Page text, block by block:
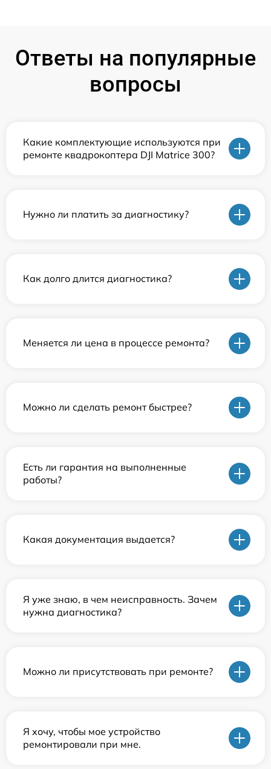
Ответы на популярные
вопросы
Какие комплектующие используются при
ремонте квадрокоптера DJI Matrice 300?
Нужно ли платить за диагностику?
Как долго длится диагностика?
Меняется ли цена в процессе ремонта?
Можно ли сделать ремонт быстрее?
Есть ли гарантия на выполненные
работы?
Какая документация выдается?
Я уже знаю, в чем неисправность. Зачем
нужна диагностика?
Можно ли присутствовать при ремонте?
Я хочу, чтобы мое устройство
ремонтировали при мне.